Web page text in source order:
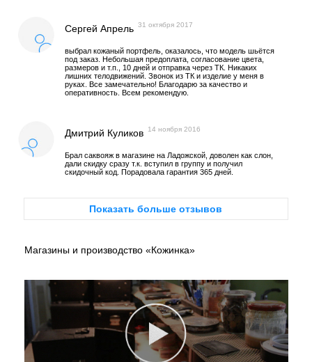
Сергей Апрель 31 октября 2017
выбрал кожаный портфель, оказалось, что модель шьётся
под заказ. Небольшая предоплата, согласование цвета,
размеров и т.п., 10 дней и отправка через ТК. Никаких
лишних телодвижений. Звонок из ТК и изделие у меня в
руках. Все замечательно! Благодарю за качество и
оперативность. Всем рекомендую.
Дмитрий Куликов 14 ноября 2016
Брал саквояж в магазине на Ладожской, доволен как слон,
дали скидку сразу т.к. вступил в группу и получил
скидочный код. Порадовала гарантия 365 дней.
Показать больше отзывов
Магазины и производство «Кожинка»